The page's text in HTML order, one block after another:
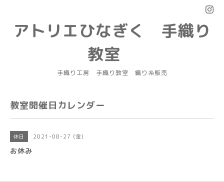
アトリエひなぎく 手織り
教室
手織り工房 手織り教室 織り糸販売
教室開催日カレンダー
休日 2021-08-27 (金)
お休み